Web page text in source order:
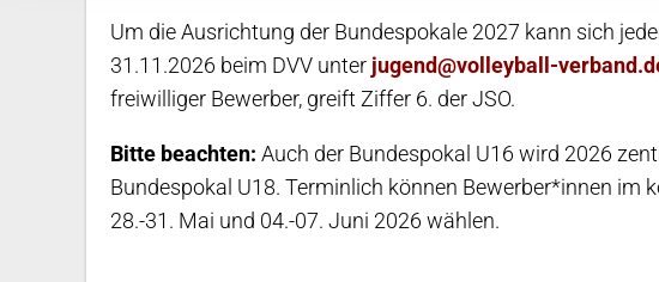
Um die Ausrichtung der Bundespokale 2027 kann sich
31.11.2026 beim DVV unter jugend@volleyball-
freiwilliger Bewerber, greift Ziffer 6. der JSO.
Bitte beachten: Auch der Bundespokal U16 wird 2026
Bundespokal U18. Terminlich können Bewerber*innen im
28.-31. Mai und 04.-07. Juni 2026 wählen.